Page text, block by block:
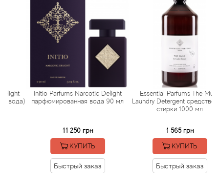
Initio Parfums Narcotic Delight
парфюмированная вода 90 мл
11 250 грн
КУПИТЬ
Быстрый заказ
Essential Parfums The Musc
Laundry Detergent средство для
стирки 1000 мл
1 565 грн
КУПИТЬ
Быстрый заказ
Atelier Cologne
Atelier Des Ors